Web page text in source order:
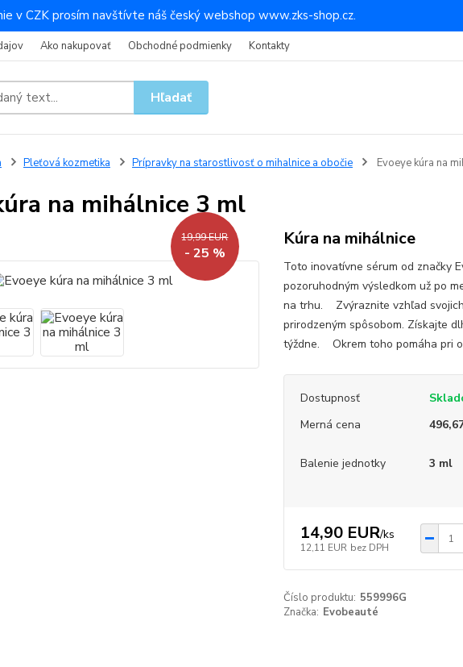
v CZK prosím navštívte náš český webshop www.zks-shop.cz.
Ako nakupovať Obchodné podmienky Kontakty
Hľadať
Pleťová kozmetika Prípravky na starostlivosť o mihalnice a obočie Evoeye kúra na
na mihálnice 3 ml
19,99 EUR
- 25 %
Kúra na mihálnice
Toto inovatívne sérum od značky
pozoruhodným výsledkom už po
na trhu. Zvýraznite vzhľad
prirodzeným spôsobom. Získajte
týždne. Okrem toho pomáha pri
Dostupnosť
Merná cena
Balenie jednotky 3 ml
14,90 EUR/ks
12,11 EUR bez DPH
Číslo produktu: 559996G
Značka: Evobeauté